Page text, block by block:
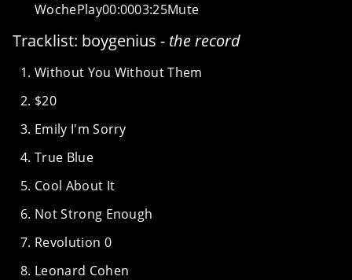
WochePlay00:0003:25Mute
Tracklist: boygenius - the record
Without You Without Them
$20
Emily I'm Sorry
True Blue
Cool About It
Not Strong Enough
Revolution 0
Leonard Cohen